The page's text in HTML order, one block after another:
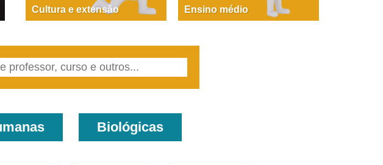
Dire, fare, partire! Aula 1 – parte 1
Cultura e extensão Ensino médio
Biológicas